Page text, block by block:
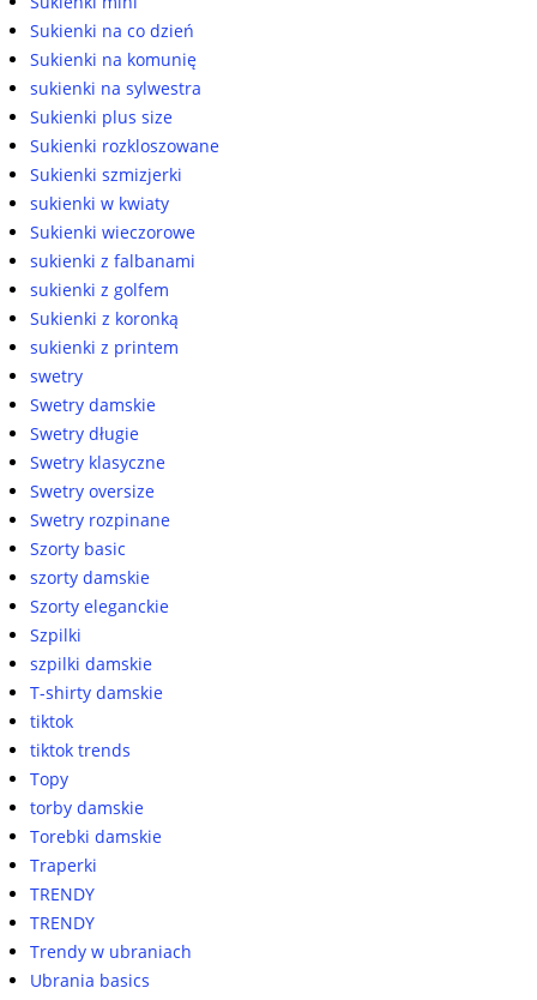
Sukienki na co dzień
Sukienki na komunię
sukienki na sylwestra
Sukienki plus size
Sukienki rozkloszowane
Sukienki szmizjerki
sukienki w kwiaty
Sukienki wieczorowe
sukienki z falbanami
sukienki z golfem
Sukienki z koronką
sukienki z printem
swetry
Swetry damskie
Swetry długie
Swetry klasyczne
Swetry oversize
Swetry rozpinane
Szorty basic
szorty damskie
Szorty eleganckie
Szpilki
szpilki damskie
T-shirty damskie
tiktok
tiktok trends
Topy
torby damskie
Torebki damskie
Traperki
TRENDY
TRENDY
Trendy w ubraniach
Ubrania basics